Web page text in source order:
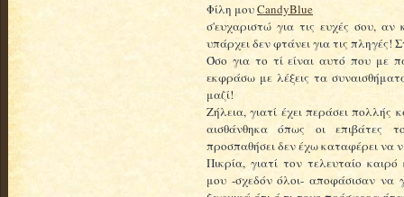
Φίλη μουCandyBlue
σ'ευχαριστώ για τις ευχές σου, αν
υπάρχει δεν φτάνει για τις πληγές!
Όσο για το τί είναι αυτό που με
εκφράσω με λέξεις τα
μαζί!
Ζήλεια, γιατί έχει περάσει
αισθάνθηκα όπως οι επιβάτες
προσπαθήσει δεν έχω καταφέρει να
Πικρία, γιατί τον τελευταίο
μου -σχεδόν όλοι- αποφάσισαν να